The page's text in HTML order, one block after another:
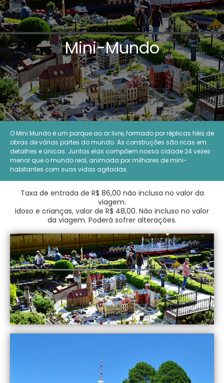
Mini-Mundo
O Mini Mundo é um parque ao ar livre, formado por réplicas fiéis de
obras de várias partes do mundo. As construções são ricas em
detalhes e únicas. Juntas elas compõem nossa cidade 24 vezes
menor que o mundo real, animada por milhares de mini-
habitantes com suas vidas agitadas.
Taxa de entrada de R$ 86,00 não inclusa no valor da
viagem.
Idoso e crianças, valor de R$ 48,00. Não incluso no valor
da viagem. Poderá sofrer alterações.